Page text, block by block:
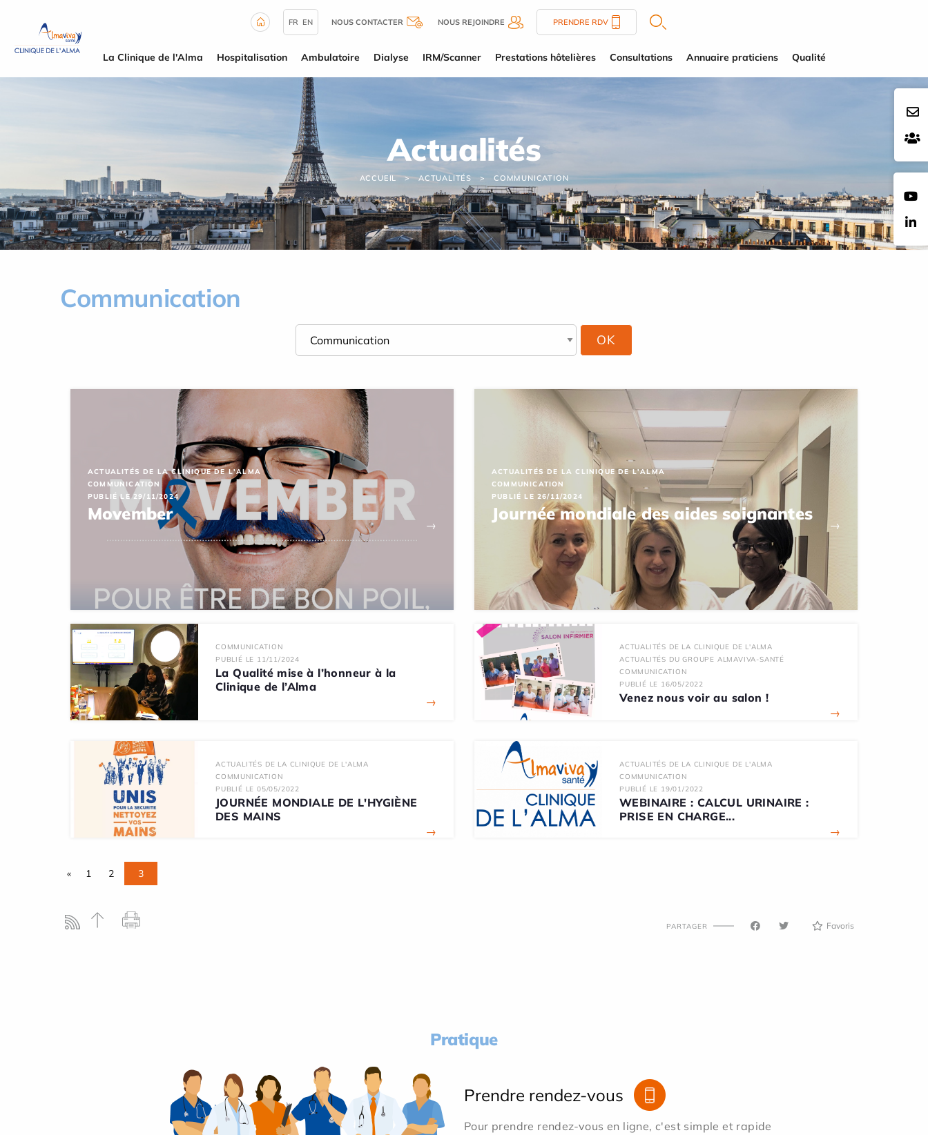
FR EN NOUS CONTACTER NOUS REJOINDRE PRENDRE RDV
La Clinique de l'Alma Hospitalisation Ambulatoire Dialyse IRM/Scanner Prestations hôtelières Consultations Annuaire praticiens Qualité
Actualités
ACCUEIL ACTUALITÉS COMMUNICATION
Communication
ACTUALITÉS DE LA CLINIQUE DE L'ALMA
COMMUNICATION
PUBLIÉ LE 29/11/2024
Movember
→
ACTUALITÉS DE LA CLINIQUE DE L'ALMA
COMMUNICATION
PUBLIÉ LE 26/11/2024
Journée mondiale des aides soignantes
→
COMMUNICATION
PUBLIÉ LE 11/11/2024
La Qualité mise à l’honneur à la
Clinique de l’Alma
→
ACTUALITÉS DE LA CLINIQUE DE L'ALMA
ACTUALITÉS DU GROUPE ALMAVIVA-SANTÉ
COMMUNICATION
PUBLIÉ LE 16/05/2022
Venez nous voir au salon !
→
ACTUALITÉS DE LA CLINIQUE DE L'ALMA
COMMUNICATION
PUBLIÉ LE 05/05/2022
JOURNÉE MONDIALE DE L'HYGIÈNE
DES MAINS
→
ACTUALITÉS DE LA CLINIQUE DE L'ALMA
COMMUNICATION
PUBLIÉ LE 19/01/2022
WEBINAIRE : CALCUL URINAIRE :
PRISE EN CHARGE...
→
« 1 2 3
PARTAGER Favoris
Pratique
Prendre rendez-vous
Pour prendre rendez-vous en ligne, c'est simple et rapide